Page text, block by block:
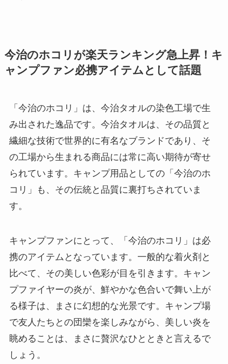
今治のホコリが楽天ランキング急上昇！キ
ャンプファン必携アイテムとして話題
「今治のホコリ」は、今治タオルの染色工場で生
み出された逸品です。今治タオルは、その品質と
繊細な技術で世界的に有名なブランドであり、そ
の工場から生まれる商品には常に高い期待が寄せ
られています。キャンプ用品としての「今治のホ
コリ」も、その伝統と品質に裏打ちされていま
す。
キャンプファンにとって、「今治のホコリ」は必
携のアイテムとなっています。一般的な着火剤と
比べて、その美しい色彩が目を引きます。キャン
プファイヤーの炎が、鮮やかな色合いで舞い上が
る様子は、まさに幻想的な光景です。キャンプ場
で友人たちとの団欒を楽しみながら、美しい炎を
眺めることは、まさに贅沢なひとときと言えるで
しょう。